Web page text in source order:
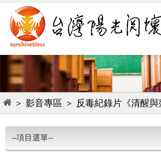
＞ 影音專區 ＞ 反毒紀錄片《清醒與